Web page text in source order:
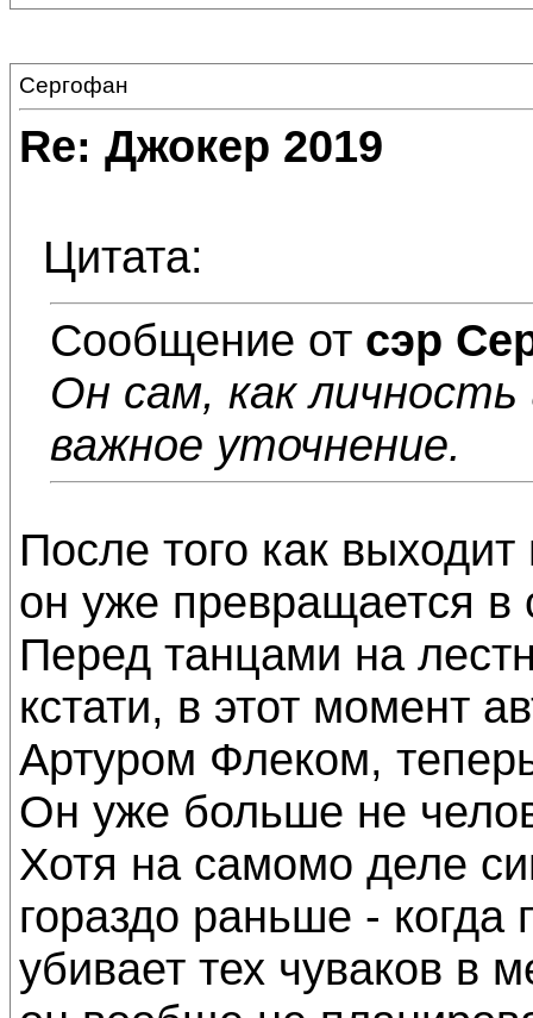
Сергофан
Re: Джокер 2019
Цитата:
Сообщение от сэр
Он сам, как
важное уточнение.
После того как
он уже превращается в
Перед танцами на
кстати, в этот момент
Артуром Флеком,
Он уже больше не
Хотя на самомо деле
гораздо раньше - когда
убивает тех чуваков в